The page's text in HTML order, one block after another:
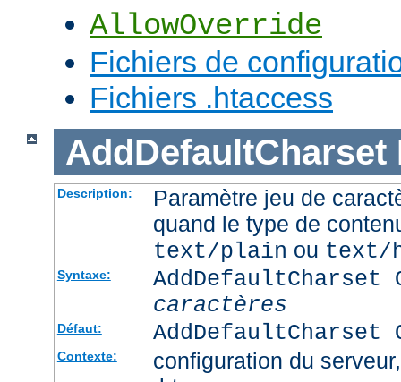
AllowOverride
Fichiers de
Fichiers .htaccess
AddDefaultCharset
Description:
Paramètre jeu de
quand le type de
text/plain ou text/
Syntaxe:
AddDefaultCharset
caractères
Défaut: AddDefaultCharset
Contexte:
configuration du